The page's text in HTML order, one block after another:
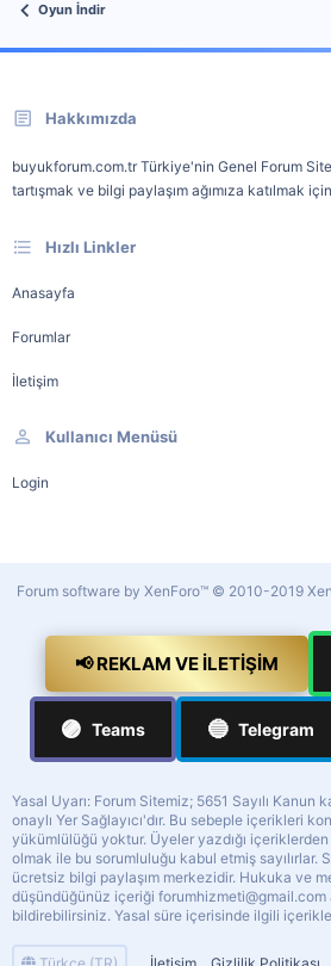
Oyun İndir
Hakkımızda
buyukforum.com.tr Türkiye'nin Genel Forum
tartışmak ve bilgi paylaşım ağımıza katılmak
Hızlı Linkler
Anasayfa
Forumlar
İletişim
Kullanıcı Menüsü
Login
Türkçe (TR) İletişim Gizlilik Politikası
Forum software by XenForo™ © 2010-2019
📢 REKLAM VE İLETIŞIM
🟣 Teams 🔵 Telegram
Yasal Uyarı: Forum Sitemiz; 5651 Sayılı Kanun
onaylı Yer Sağlayıcı'dır. Bu sebeple içerikleri
yükümlülüğü yoktur. Üyeler yazdığı
olmak ile bu sorumluluğu kabul etmiş sayılırlar.
ücretsiz bilgi paylaşım merkezidir. Hukuka ve
düşündüğünüz içeriği forumhizmeti@gmail.com
bildirebilirsiniz. Yasal süre içerisinde ilgili içerikler